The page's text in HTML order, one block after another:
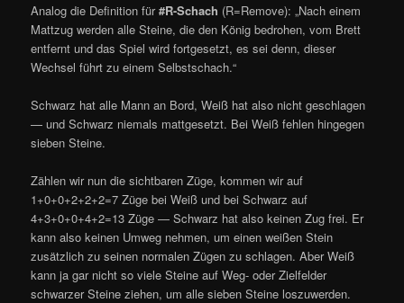
Analog die Definition für#R-Schach (R=Remove): „Nach einem
Mattzug werden alle Steine, die den König bedrohen, vom Brett
entfernt und das Spiel wird fortgesetzt, es sei denn, dieser
Wechsel führt zu einem Selbstschach.“
Schwarz hat alle Mann an Bord, Weiß hat also nicht geschlagen
— und Schwarz niemals mattgesetzt. Bei Weiß fehlen hingegen
sieben Steine.
Zählen wir nun die sichtbaren Züge, kommen wir auf
1+0+0+2+2+2=7 Züge bei Weiß und bei Schwarz auf
4+3+0+0+4+2=13 Züge — Schwarz hat also keinen Zug frei. Er
kann also keinen Umweg nehmen, um einen weißen Stein
zusätzlich zu seinen normalen Zügen zu schlagen. Aber Weiß
kann ja gar nicht so viele Steine auf Weg- oder Zielfelder
schwarzer Steine ziehen, um alle sieben Steine loszuwerden.